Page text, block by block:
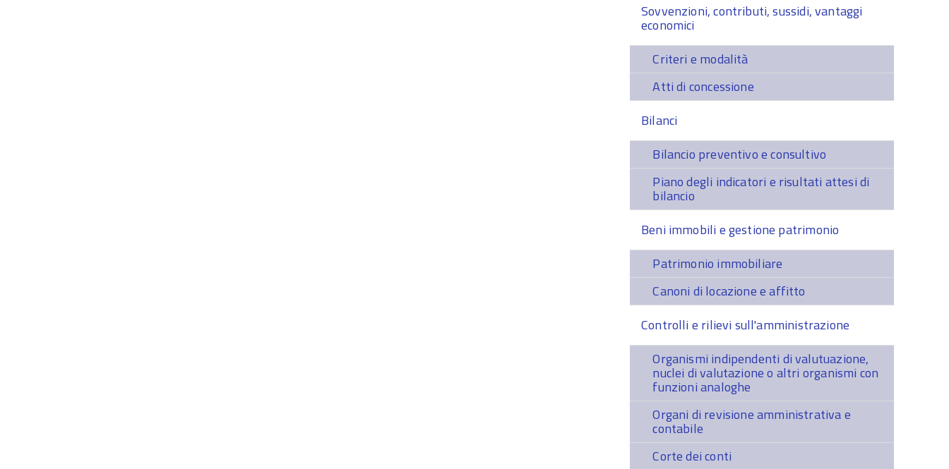
Sovvenzioni, contributi, sussidi, vantaggi
economici
Criteri e modalità
Atti di concessione
Bilanci
Bilancio preventivo e consultivo
Piano degli indicatori e risultati attesi di
bilancio
Beni immobili e gestione patrimonio
Patrimonio immobiliare
Canoni di locazione e affitto
Controlli e rilievi sull'amministrazione
Organismi indipendenti di valutuazione,
nuclei di valutazione o altri organismi con
funzioni analoghe
Organi di revisione amministrativa e
contabile
Corte dei conti